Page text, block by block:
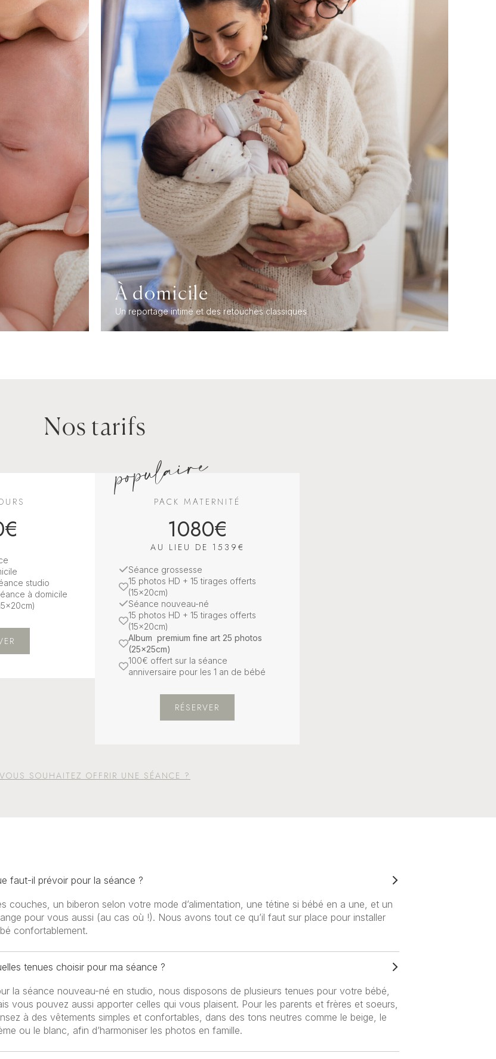
À domicile
Un reportage intime et des retouches classiques
Nos tarifs
studio
à domicile
populaire
PACK MATERNITÉ
1080€
AU LIEU DE 1539€
Séance grossesse
15 photos HD + 15 tirages offerts
(15x20cm)
Séance nouveau-né
15 photos HD + 15 tirages offerts
(15x20cm)
Album premium fine art 25 photos
(25x25cm)
100€ offert sur la séance
anniversaire pour les 1 an de bébé
RÉSERVER
VOUS SOUHAITEZ OFFRIR UNE SÉANCE ?
faut-il prévoir pour la séance ?
couches, un biberon selon votre mode d’alimentation, une tétine si bébé en a une, et un
pour vous aussi (au cas où !). Nous avons tout ce qu’il faut sur place pour installer
confortablement.
tenues choisir pour ma séance ?
la séance nouveau-né en studio, nous disposons de plusieurs tenues pour votre bébé,
vous pouvez aussi apporter celles qui vous plaisent. Pour les parents et frères et soeurs,
à des vêtements simples et confortables, dans des tons neutres comme le beige, le
ou le blanc, afin d’harmoniser les photos en famille.